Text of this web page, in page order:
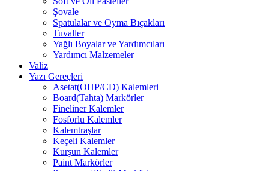
Şovale
Spatulalar ve Oyma Bıçakları
Tuvaller
Yağlı Boyalar ve Yardımcıları
Yardımcı Malzemeler
Valiz
Yazı Gereçleri
Asetat(OHP/CD) Kalemleri
Board(Tahta) Markörler
Fineliner Kalemler
Fosforlu Kalemler
Kalemtraşlar
Keçeli Kalemler
Kurşun Kalemler
Paint Markörler